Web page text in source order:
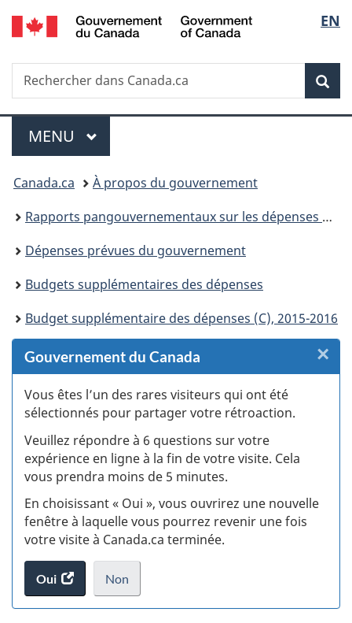
Passer
au
des
Passer
au
principal
Passer
à
Au
du
Passer
à
version
simplifiée
de
la
EN
Recherche
Rechercher
dans
Menu
MENU PRINCIPAL
Vous
êtes
ici :
Canada.ca
À propos du gouvernement
Rapports pangouvernementaux sur les dépenses et les activités
Dépenses prévues du gouvernement
Budgets supplémentaires des dépenses
Budget supplémentaire des dépenses (C), 2015-2016
Gouvernement du Canada
Vous êtes l’un des rares visiteurs qui ont été
sélectionnés pour partager votre rétroaction.
Veuillez répondre à 6 questions sur votre
expérience en ligne à la fin de votre visite. Cela
vous prendra moins de 5 minutes.
En choisissant « Oui », vous ouvrirez une nouvelle
fenêtre à laquelle vous pourrez revenir une fois
votre visite à Canada.ca terminée.
Oui
accéder
au
Non
je
.
×